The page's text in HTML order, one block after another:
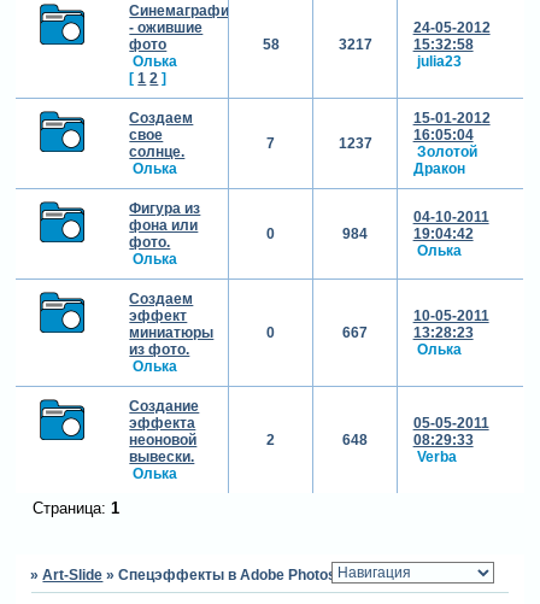
Синемаграфия
- ожившие
фото
Олька
[ 1 2 ]
58 3217
24-05-2012
15:32:58
julia23
Создаем
свое
солнце.
Олька
7 1237
15-01-2012
16:05:04
Золотой
Дракон
Фигура из
фона или
фото.
Олька
0 984
04-10-2011
19:04:42
Олька
Создаем
эффект
миниатюры
из фото.
Олька
0 667
10-05-2011
13:28:23
Олька
Создание
эффекта
неоновой
вывески.
Олька
2 648
05-05-2011
08:29:33
Verba
Страница: 1
»Art-Slide »Спецэффекты в Adobe Photoshop